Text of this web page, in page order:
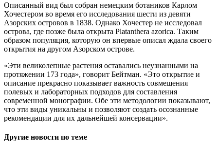
Описанный вид был собран немецким ботаников Карлом
Хочестером во время его исследования шести из девяти
Азорских островов в 1838. Однако Хочестер не исследовал
острова, где позже была открыта Platanthera azorica. Таким
образом популяция, которую он впервые описал ждала своего
открытия на другом Азорском острове.
«Эти великолепные растения оставались неузнанными на
протяжении 173 года», говорит Бейтман. «Это открытие и
описание прекрасно показывает важность совмещения
полевых и лабораторных подходов для составления
современной монографии. Обе эти методологии показывают,
что эти виды уникальны и позволяют создать осознанные
рекомендации для их дальнейшей консервации».
Другие новости по теме